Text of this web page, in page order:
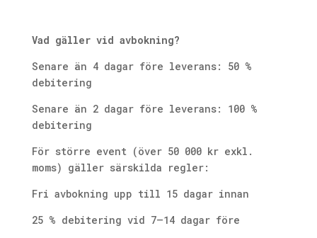
Vad gäller vid avbokning?
Senare än 4 dagar före leverans: 50 %
debitering
Senare än 2 dagar före leverans: 100 %
debitering
För större event (över 50 000 kr exkl.
moms) gäller särskilda regler:
Fri avbokning upp till 15 dagar innan
25 % debitering vid 7–14 dagar före